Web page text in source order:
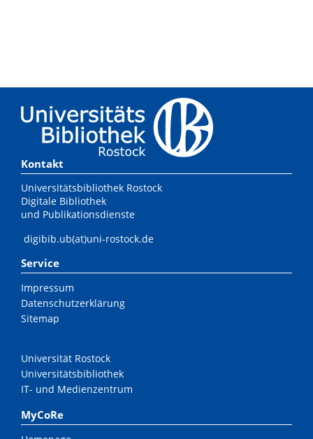
Kontakt
Universitätsbibliothek Rostock
Digitale Bibliothek
und Publikationsdienste
digibib.ub(at)uni-rostock.de
Service
Impressum
Datenschutzerklärung
Sitemap
Universität Rostock
Universitätsbibliothek
IT- und Medienzentrum
MyCoRe